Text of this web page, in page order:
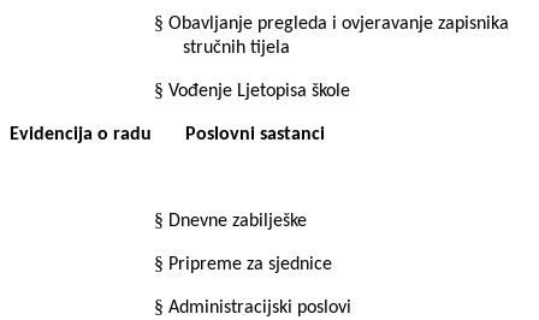
§ Obavljanje pregleda i ovjeravanje zapisnika
stručnih tijela
§ Vođenje Ljetopisa škole
Evidencija o radu Poslovni sastanci
§ Dnevne zabilješke
§ Pripreme za sjednice
§ Administracijski poslovi